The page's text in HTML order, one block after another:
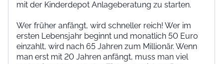
mit der Kinderdepot Anlageberatung zu starten.
Wer früher anfängt, wird schneller reich! Wer im
ersten Lebensjahr beginnt und monatlich 50 Euro
einzahlt, wird nach 65 Jahren zum Millionär. Wenn
man erst mit 20 Jahren anfängt, muss man viel